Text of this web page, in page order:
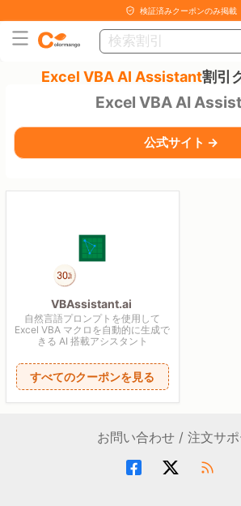
検証済みクーポンのみ掲載
Excel VBA AI Assistant割引
Excel VBA AI
公式サイト →
VBAssistant.ai
自然言語プロンプトを使用して
Excel VBA マクロを自動的に生成で
きる AI 搭載アシスタント
すべてのクーポンを見る
お問い合わせ / 注文サポ